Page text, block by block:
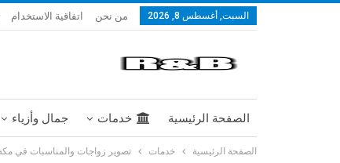
السبت, أغسطس 8, 2026 من نحن اتفاقية الاستخدام
الصفحة الرئيسية خدمات جمال وأزياء
الصفحة الرئيسية خدمات تصوير زواجات والمناسبات في